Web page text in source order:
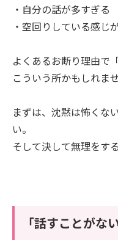
・自分の話が多すぎる
・空回りしている感じ
よくあるお断り理由で
こういう所かもしれませ
まずは、沈黙は怖くな
い。
そして決して無理をす
「話すことがな